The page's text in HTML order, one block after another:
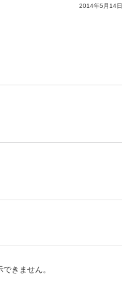
2014年5月14日
きません。